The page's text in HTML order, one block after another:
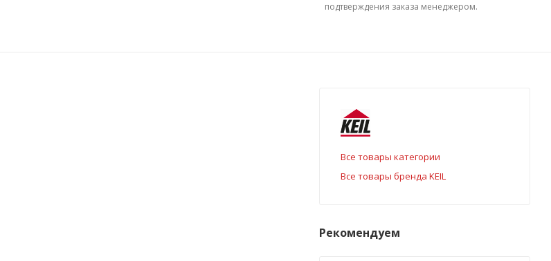
подтверждения заказа менеджером.
Все товары категории
Все товары бренда KEIL
Рекомендуем